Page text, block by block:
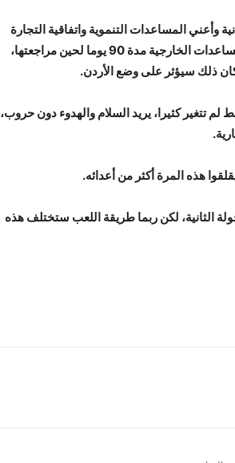
وأعني المساعدات التنموية واتفاقية التجارة
مدة 90 يوما لحين مراجعتها،
ذلك سيؤثر على وضع الأردن.
لم تتغير كثيرا، يريد السلام والهدوء دون حروب،
هذه المرة أكثر من أعدائه.
الثانية، لكن ربما طريقة اللعب ستختلف هذه